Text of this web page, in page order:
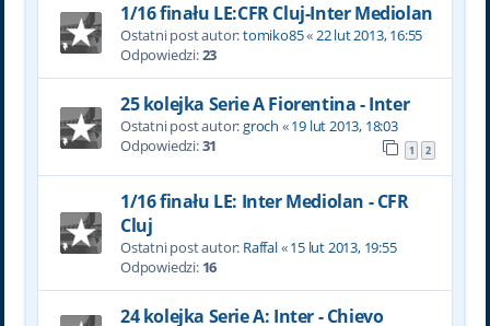
1/16 finału LE:CFR Cluj-Inter Mediolan
Ostatni post autor:tomiko85«22 lut 2013, 16:55
Odpowiedzi:23
25 kolejka Serie A Fiorentina - Inter
Ostatni post autor:groch «19 lut 2013, 18:03
Odpowiedzi:31 1 2
1/16 finału LE: Inter Mediolan - CFR
Cluj
Ostatni post autor: Raffal«15 lut 2013, 19:55
Odpowiedzi: 16
24 kolejka Serie A: Inter - Chievo